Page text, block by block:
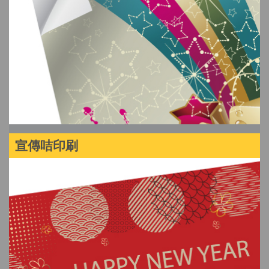
宣傳咭印刷